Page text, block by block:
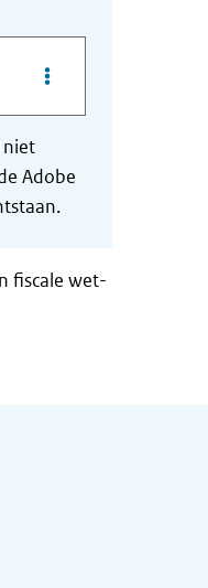
Opties van bestand
niet
Adobe
fiscale wet-